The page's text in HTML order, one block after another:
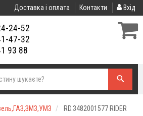
Доставка і оплата Контакти Вхід
24-52
47-32
93 88
RD.3482001577 RIDER